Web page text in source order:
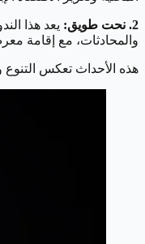
2. نحت طويق:
يعد هذا
والمحادثات، مع إقامة
هذه الأحداث تعكس التنوع